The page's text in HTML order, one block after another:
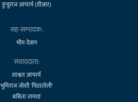
डुन्डुराज आचार्य (डीआर)
सह-सम्पादक:
भीम देवान
संवाददाता:
शाश्वत आचार्य
भूमिराज जोशी 'पिठातोली'
बबिता तामाङ